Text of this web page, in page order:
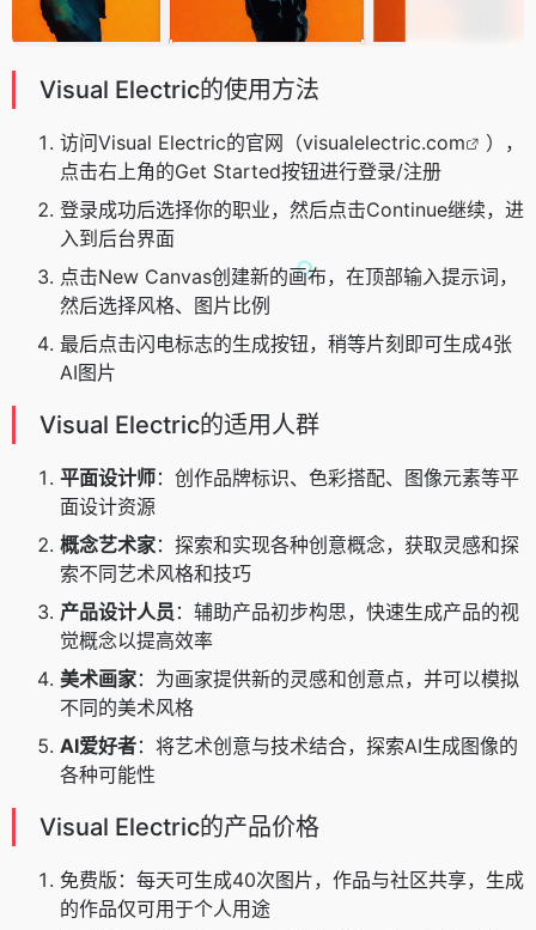
Visual Electric的使用方法
访问Visual Electric的官网（visualelectric.com
），
点击右上角的Get Started按钮进行登录/注册
登录成功后选择你的职业，然后点击Continue继续，进
入到后台界面
点击New Canvas创建新的画布，在顶部输入提示词，
然后选择风格、图片比例
最后点击闪电标志的生成按钮，稍等片刻即可生成4张
AI图片
Visual Electric的适用人群
平面设计师：创作品牌标识、色彩搭配、图像元素等平
面设计资源
概念艺术家：探索和实现各种创意概念，获取灵感和探
索不同艺术风格和技巧
产品设计人员 ：辅助产品初步构思，快速生成产品的视
觉概念以提高效率
美术画家：为画家提供新的灵感和创意点，并可以模拟
不同的美术风格
AI爱好者：将艺术创意与技术结合，探索AI生成图像的
各种可能性
Visual Electric的产品价格
免费版：每天可生成40次图片，作品与社区共享，生成
的作品仅可用于个人用途